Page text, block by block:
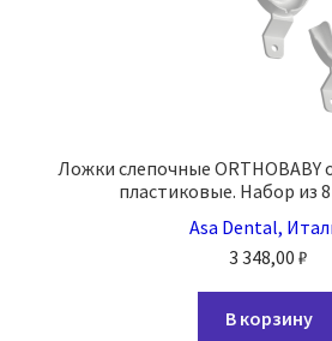
Ложки слепочные ORTHOBABY
пластиковые. Набор из
Asa Dental,
3 348,00 ₽
В корзину